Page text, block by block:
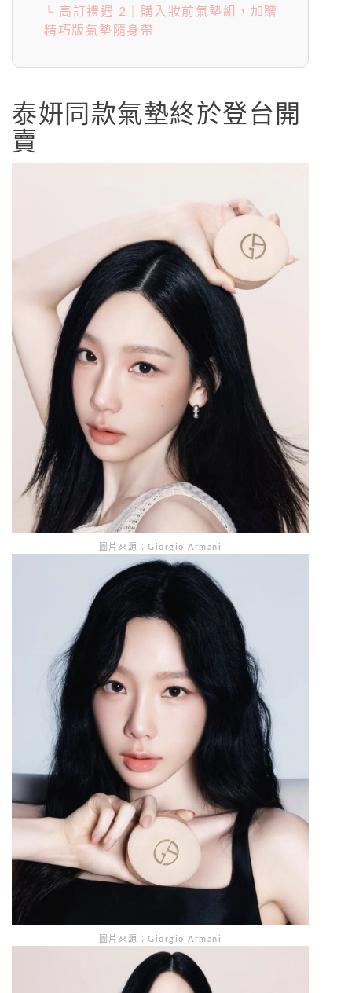
└ 高訂禮遇 2｜購入妝前氣墊組，加贈
精巧版氣墊隨身帶
泰妍同款氣墊終於登台開
賣
圖片來源：Giorgio Armani
圖片來源：Giorgio Armani